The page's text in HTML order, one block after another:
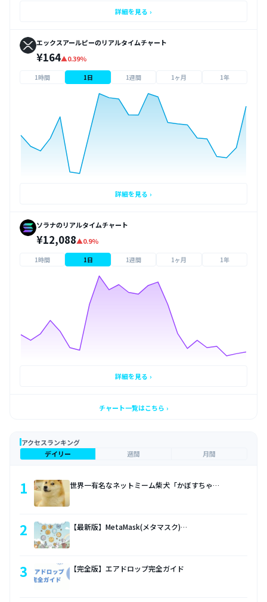
詳細を見る ›
エックスアールピーのリアルタイムチャート
¥164▲0.39%
1時間 1日 1週間 1ヶ月 1年
詳細を見る ›
ソラナのリアルタイムチャート
¥12,088▲0.9%
1時間 1日 1週間 1ヶ月 1年
詳細を見る ›
チャート一覧はこちら ›
アクセスランキング
デイリー
週間 月間
1 世界一有名なネットミーム柴犬「かぼすちゃ…
2 【最新版】MetaMask(メタマスク)…
3 【完全版】エアドロップ完全ガイド